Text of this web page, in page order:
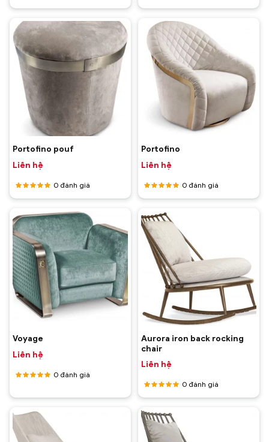
Được
xếp hạng
5 5 sao
Được
xếp hạng
55 sao
Portofino pouf
Liên hệ
Được
55 sao
0 đánh giá
Portofino
Liên hệ
Được
55 sao
0 đánh giá
Voyage
Liên hệ
xếp hạng
0 đánh giá
Aurora iron back rocking
chair
Liên hệ
Được
xếp hạng
55 sao
0 đánh giá